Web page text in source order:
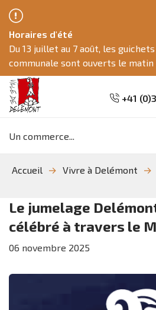
recherche
navigation
Horaires d'été
Du 13 juillet au 7 août, les
communale sont ouverts le matin
+41
clés
Accueil Vivre à Delémont
Le jumelage
célébré à travers le
06 novembre 2025